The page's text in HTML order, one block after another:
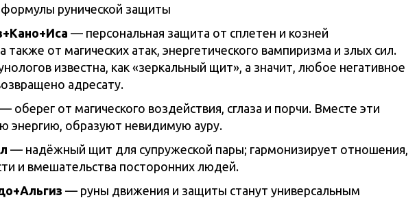
— персональная защита от сплетен и козней
от магических атак, энергетического вампиризма и злых сил.
известна, как «зеркальный щит», а значит, любое негативное
адресату.
— оберег от магического воздействия, сглаза и порчи. Вместе эти
энергию, образуют невидимую ауру.
— надёжный щит для супружеской пары; гармонизирует отношения,
и вмешательства посторонних людей.
— руны движения и защиты станут универсальным